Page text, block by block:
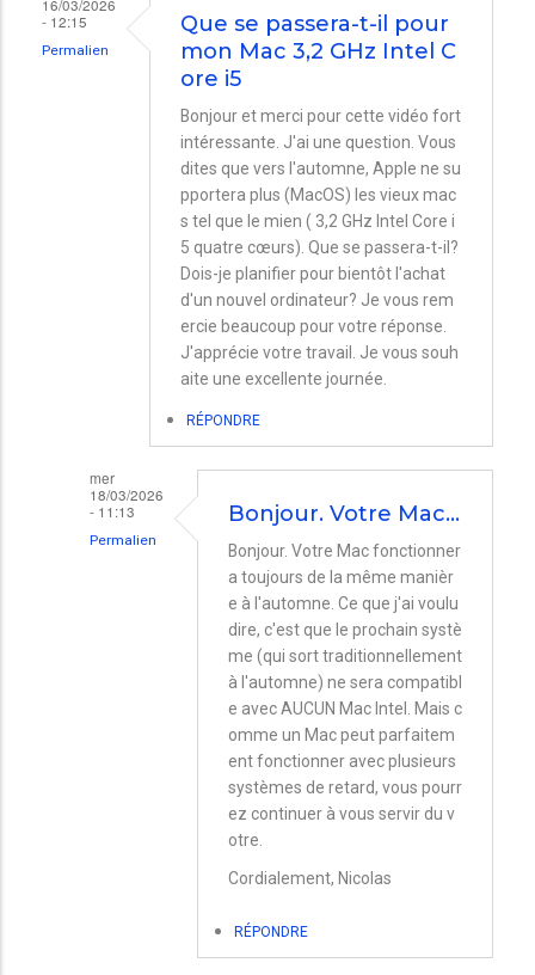
16/03/2026
- 12:15
Permalien
Que se passera-t-il pour
mon Mac 3,2 GHz Intel C
ore i5
Bonjour et merci pour cette vidéo fort
intéressante. J'ai une question. Vous
dites que vers l'automne, Apple ne su
pportera plus (MacOS) les vieux mac
s tel que le mien ( 3,2 GHz Intel Core i
5 quatre cœurs). Que se passera-t-il?
Dois-je planifier pour bientôt l'achat
d'un nouvel ordinateur? Je vous rem
ercie beaucoup pour votre réponse.
J'apprécie votre travail. Je vous souh
aite une excellente journée.
RÉPONDRE
mer
18/03/2026
- 11:13
Permalien
Bonjour. Votre Mac…
Bonjour. Votre Mac fonctionner
a toujours de la même manièr
e à l'automne. Ce que j'ai voulu
dire, c'est que le prochain systè
me (qui sort traditionnellement
à l'automne) ne sera compatibl
e avec AUCUN Mac Intel. Mais c
omme un Mac peut parfaitem
ent fonctionner avec plusieurs
systèmes de retard, vous pourr
ez continuer à vous servir du v
otre.
Cordialement, Nicolas
RÉPONDRE